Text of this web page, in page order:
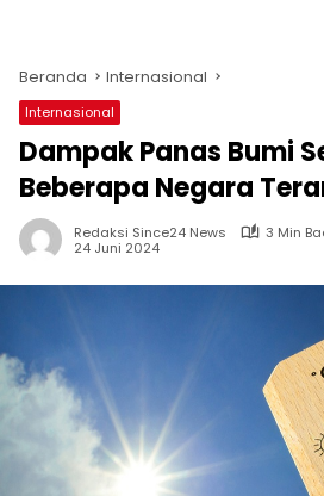
Beranda Internasional
Internasional
Dampak Panas Bumi
Beberapa Negara
Redaksi Since24 News
3 Min
24 Juni 2024